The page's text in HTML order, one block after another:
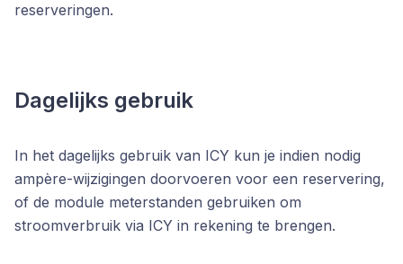
reserveringen.
Dagelijks gebruik
In het dagelijks gebruik van ICY kun je indien nodig
ampère-wijzigingen doorvoeren voor een reservering,
of de module meterstanden gebruiken om
stroomverbruik via ICY in rekening te brengen.